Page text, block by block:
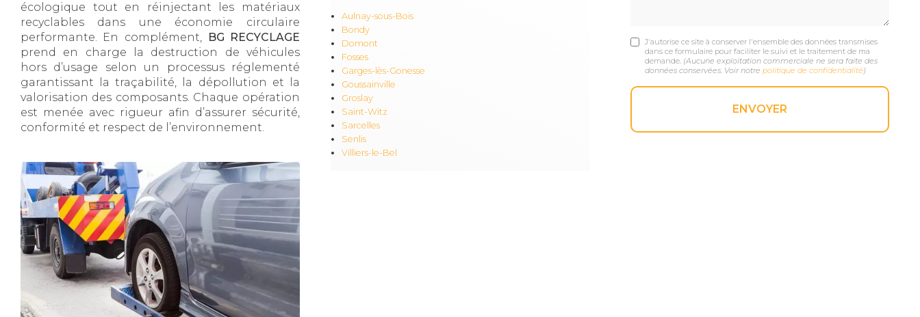
écologique tout en réinjectant les matériaux
recyclables dans une économie circulaire
performante. En complément,
BG RECYCLAGE
prend en charge la destruction de véhicules
hors d’usage selon un processus réglementé
garantissant la traçabilité, la dépollution et la
valorisation des composants. Chaque opération
est menée avec rigueur afin d’assurer sécurité,
conformité et respect de l’environnement.
Aulnay-sous-Bois
Bondy
Domont
Fosses
Garges-lès-Gonesse
Goussainville
Groslay
Saint-Witz
Sarcelles
Senlis
Villiers-le-Bel
J'autorise ce site à conserver l'ensemble des données transmises
dans ce formulaire pour faciliter le suivi et le traitement de ma
demande. (Aucune exploitation commerciale ne sera faite des
données conservées. Voir notre politique de confidentialité )